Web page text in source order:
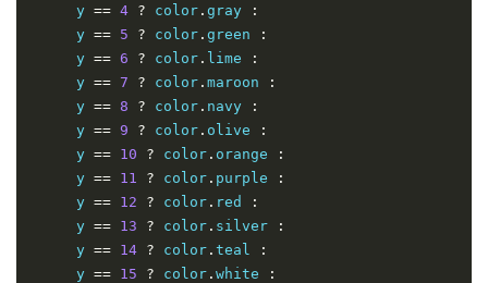
     y
== 4 ? color . gray
:
     y
== 5 ? color . green
:
     y
== 6 ? color . lime
:
     y
== 7 ? color . maroon
:
     y
== 8 ? color . navy
:
     y
== 9 ? color . olive
:
     y
== 10 ? color . orange
:
     y
== 11 ? color . purple
:
     y
== 12 ? color . red
:
     y
== 13 ? color . silver
:
     y
== 14 ? color . teal
:
     y
== 15 ? color . white
: